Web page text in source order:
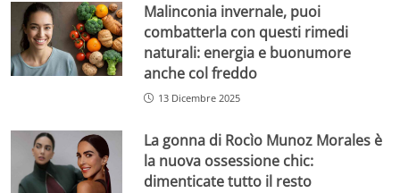
Malinconia invernale, puoi
combatterla con questi rimedi
naturali: energia e buonumore
anche col freddo
13 Dicembre 2025
La gonna di Rocìo Munoz Morales è
la nuova ossessione chic:
dimenticate tutto il resto